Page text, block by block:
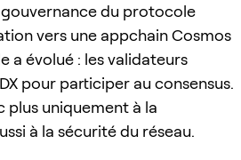
gouvernance du protocole
vers une appchain Cosmos
a évolué : les validateurs
pour participer au consensus.
plus uniquement à la
à la sécurité du réseau.